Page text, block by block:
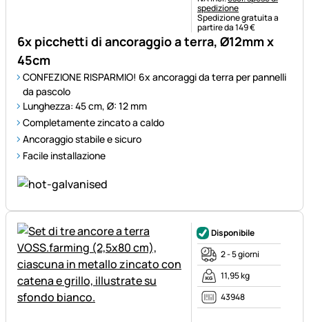
6x picchetti di ancoraggio a terra, Ø12mm x
45cm
CONFEZIONE RISPARMIO! 6x ancoraggi da terra per pannelli
da pascolo
Lunghezza: 45 cm, Ø: 12 mm
Completamente zincato a caldo
Ancoraggio stabile e sicuro
Facile installazione
spedizione
Spedizione gratuita a
partire da 149 €
Disponibile
2 - 5 giorni
11,95 kg
43948